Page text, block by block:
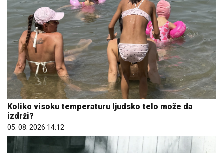
Koliko visoku temperaturu ljudsko telo može da
izdrži?
05. 08. 2026 14:12